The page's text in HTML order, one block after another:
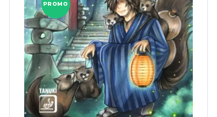
PROMO